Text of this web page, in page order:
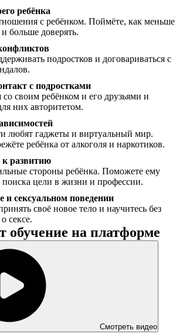
ребёнка
с ребёнком. Поймёте, как меньше
больше доверять.
подростков и договариваться с
с подростками
со своим ребёнком и его друзьями и
них авторитетом.
любят гаджеты и виртуальный мир.
ребёнка от алкоголя и наркотиков.
развитию
стороны ребёнка. Поможете ему
поиска цели в жизни и профессии.
и сексуальном поведении
своё новое тело и научитесь без
сексе.
обучение на платформе
Смотреть видео